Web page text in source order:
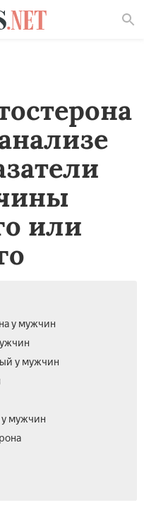
или
у мужчин
у мужчин
у мужчин